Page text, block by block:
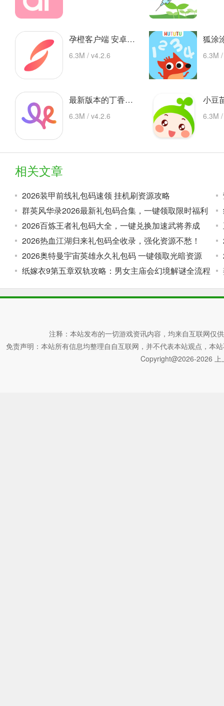
孕橙客户端 安卓下载
6.3M / v4.2.6 6.3M
最新版本的丁香妈妈app 安卓版
6.3M / v4.2.6 6.3M
相关文章
2026装甲前线礼包码速领 挂机刷资源攻略
群英风华录2026最新礼包码合集，一键领取限时福利
2026百炼王者礼包码大全，一键兑换加速武将养成
2026热血江湖归来礼包码全收录，强化资源不愁！
2026奥特曼宇宙英雄永久礼包码 一键领取光暗资源
纸嫁衣9第五章双轨攻略：男女主庙会幻境解谜全流程
注释：本站发布的一切游戏资讯内容，均来自互联网仅
免责声明：本站所有信息均整理自自互联网，并不代表本站观点，本
Copyright@2026-2026